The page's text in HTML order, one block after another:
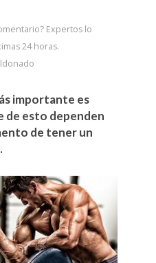
Expertos lo
24 horas.
importante es
de esto dependen
de tener un